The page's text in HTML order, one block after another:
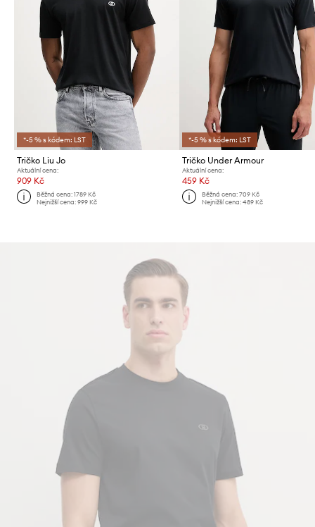
*-5 % s kódem: LST
Tričko Liu Jo
Aktuální cena:
909 Kč
Běžná cena:1789 Kč
Nejnižší cena:999 Kč
*-5 % s kódem: LST
Tričko Under Armour
Aktuální cena:
459 Kč
Běžná cena: 709 Kč
Nejnižší cena: 489 Kč